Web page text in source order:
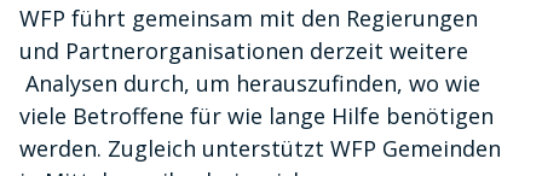
WFP führt gemeinsam mit den Regierungen
und Partnerorganisationen derzeit weitere
Analysen durch, um herauszufinden, wo wie
viele Betroffene für wie lange Hilfe benötigen
werden. Zugleich unterstützt WFP Gemeinden